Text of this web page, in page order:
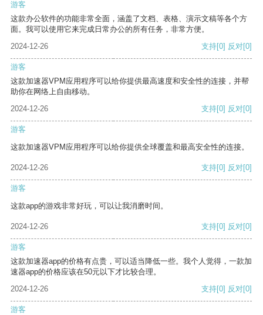
游客
这款办公软件的功能非常全面，涵盖了文档、表格、演示文稿等各个方
面。我可以使用它来完成日常办公的所有任务，非常方便。
2024-12-26
支持[0] 反对[0]
游客
这款加速器VPM应用程序可以给你提供最高速度和安全性的连接，并帮
助你在网络上自由移动。
2024-12-26
支持[0] 反对[0]
游客
这款加速器VPM应用程序可以给你提供全球覆盖和最高安全性的连接。
2024-12-26 支持[0] 反对[0]
游客
这款app的游戏非常好玩，可以让我消磨时间。
2024-12-26 支持[0] 反对[0]
游客
这款加速器app的价格有点贵，可以适当降低一些。我个人觉得，一款加
速器app的价格应该在50元以下才比较合理。
2024-12-26
支持[0] 反对[0]
游客